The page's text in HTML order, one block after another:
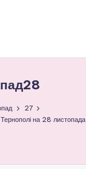
27
Тернополі на 28 листопада